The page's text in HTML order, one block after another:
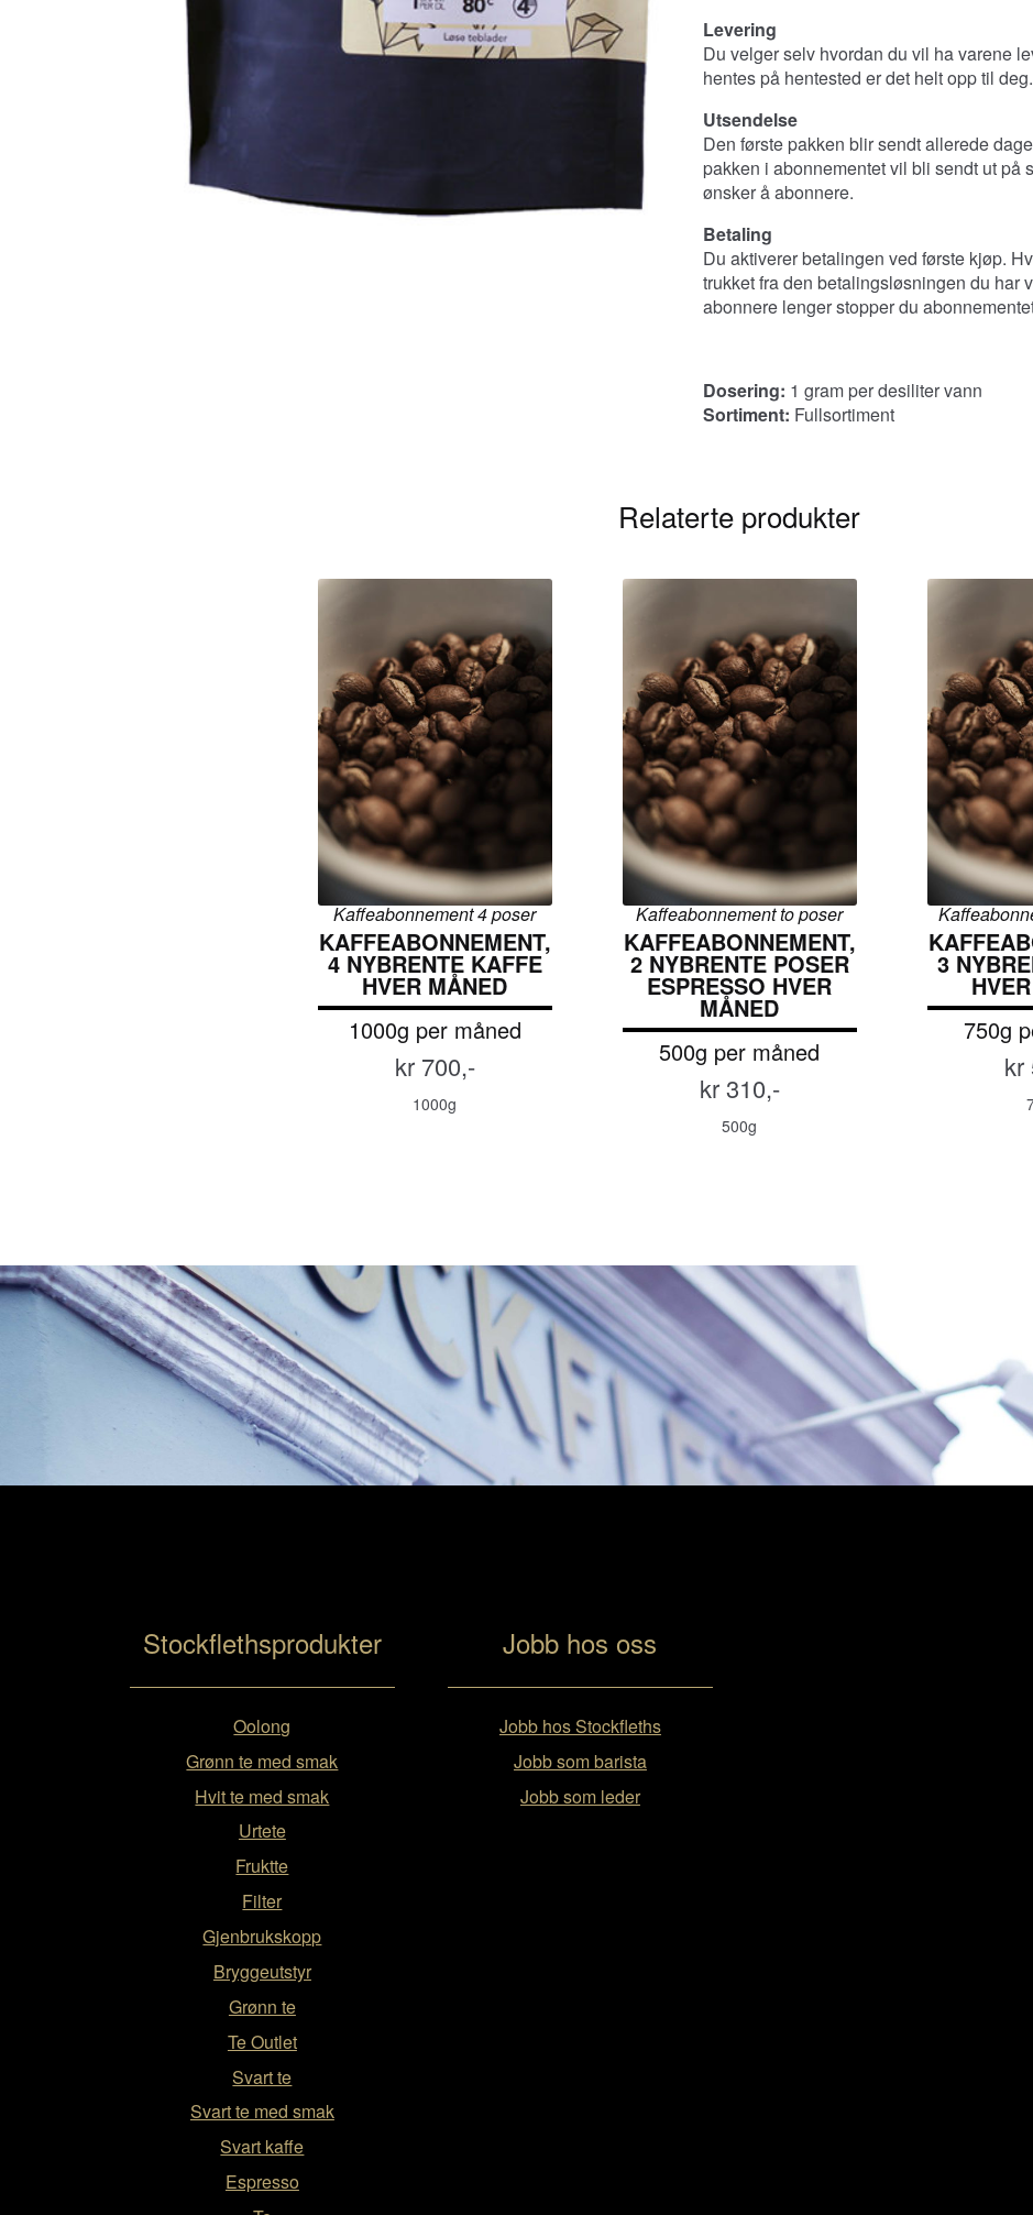
Levering
Du velger selv hvordan du vil ha varene
hentes på hentested er det helt opp til deg.
Utsendelse
Den første pakken blir sendt allerede
pakken i abonnementet vil bli sendt ut på
ønsker å abonnere.
Betaling
Du aktiverer betalingen ved første kjøp.
trukket fra den betalingsløsningen du har
abonnere lenger stopper du
Dosering: 1 gram per desiliter vann
Sortiment: Fullsortiment
Relaterte produkter
Kaffeabonnement 4 poser
KAFFEABONNEMENT,
4 NYBRENTE KAFFE
HVER MÅNED
1000g per måned
kr 700,-
1000g
Kaffeabonnement to poser
KAFFEABONNEMENT,
2 NYBRENTE POSER
ESPRESSO HVER
MÅNED
500g per måned
kr 310,-
500g
3
750g
kr
Stockflethsprodukter
Oolong
Grønn te med smak
Hvit te med smak
Urtete
Fruktte
Filter
Gjenbrukskopp
Bryggeutstyr
Grønn te
Te Outlet
Svart te
Svart te med smak
Svart kaffe
Espresso
Jobb hos oss
Jobb hos Stockfleths
Jobb som barista
Jobb som leder